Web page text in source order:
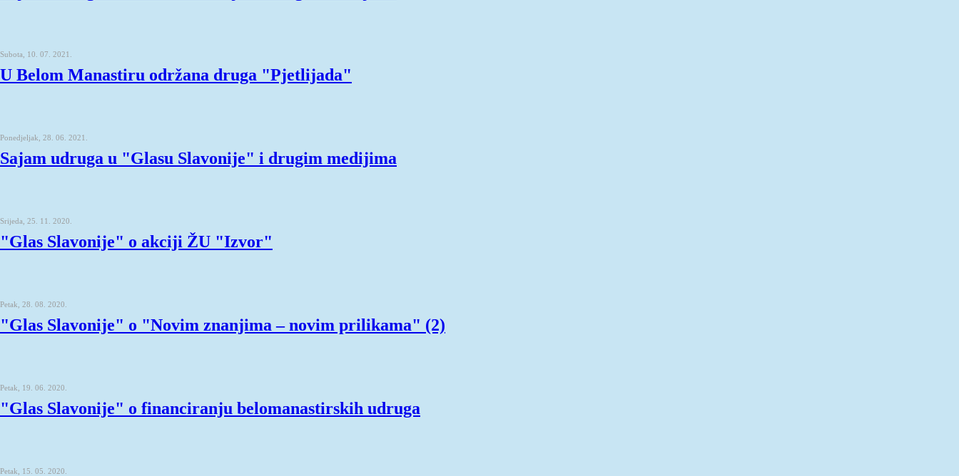
Subota, 10. 07. 2021.
U Belom Manastiru održana druga "Pjetlijada"
Ponedjeljak, 28. 06. 2021.
Sajam udruga u "Glasu Slavonije" i drugim medijima
Srijeda, 25. 11. 2020.
"Glas Slavonije" o akciji ŽU "Izvor"
Petak, 28. 08. 2020.
"Glas Slavonije" o "Novim znanjima – novim prilikama" (2)
Petak, 19. 06. 2020.
"Glas Slavonije" o financiranju belomanastirskih udruga
Petak, 15. 05. 2020.